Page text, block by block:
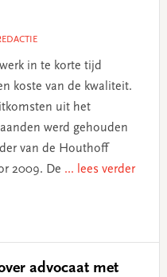
in te korte tijd
koste van de kwaliteit.
uit het
werd gehouden
van de Houthoff
2009. De ... lees verder
advocaat met